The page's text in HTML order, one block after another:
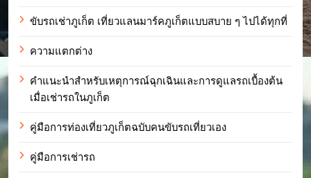
ขับรถเช่าภูเก็ต เที่ยวแลนมาร์คภูเก็ตแบบสบาย ๆ ไปได้ทุกที่
ความแตกต่าง
คำแนะนำสำหรับเหตุการณ์ฉุกเฉินและการดูแลรถเบื้องต้น
เมื่อเช่ารถในภูเก็ต
คู่มือการท่องเที่ยวภูเก็ตฉบับคนขับรถเที่ยวเอง
คู่มือการเช่ารถ